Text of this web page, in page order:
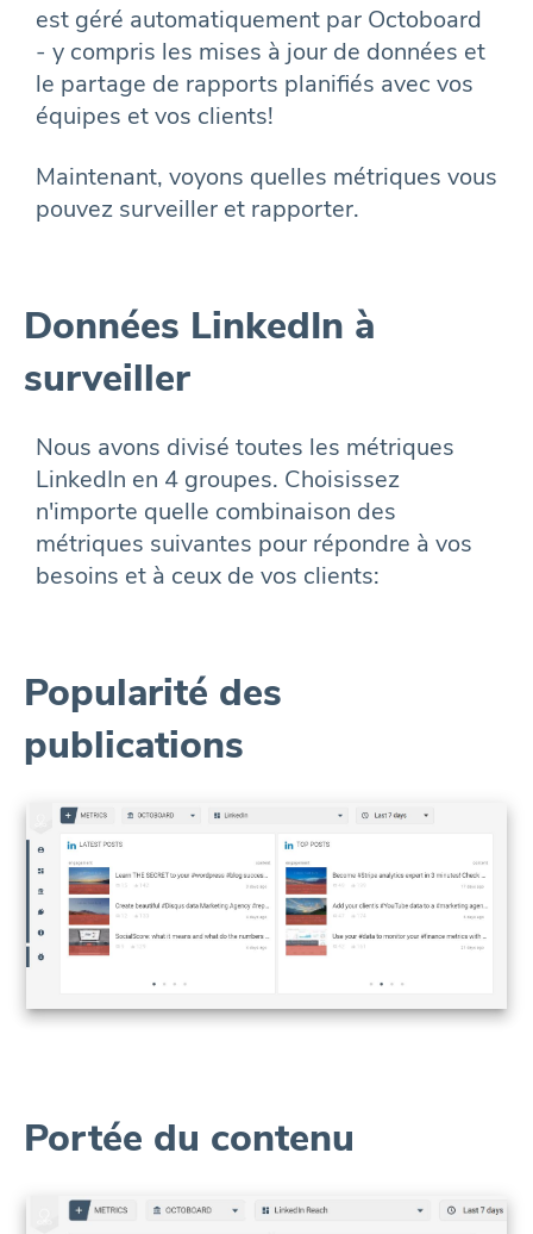
est géré automatiquement par Octoboard
- y compris les mises à jour de données et
le partage de rapports planifiés avec vos
équipes et vos clients!
Maintenant, voyons quelles métriques vous
pouvez surveiller et rapporter.
Données LinkedIn à
surveiller
Nous avons divisé toutes les métriques
LinkedIn en 4 groupes. Choisissez
n'importe quelle combinaison des
métriques suivantes pour répondre à vos
besoins et à ceux de vos clients:
Popularité des
publications
Portée du contenu